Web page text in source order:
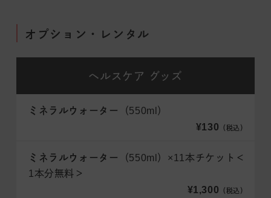
オプション・レンタル
ヘルスケア グッズ
ミネラルウォーター
（550ml）
¥130
（税込）
ミネラルウォーター
（550ml）×11本チケット＜
1本分無料＞
¥1,300
（税込）